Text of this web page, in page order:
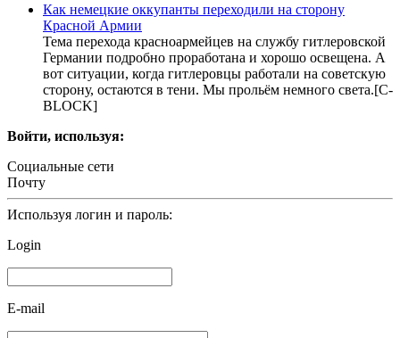
Как немецкие оккупанты переходили на сторону
Красной Армии
Тема перехода красноармейцев на службу гитлеровской
Германии подробно проработана и хорошо освещена. А
вот ситуации, когда гитлеровцы работали на советскую
сторону, остаются в тени. Мы прольём немного света.[С-
BLOCK]
Войти, используя:
Социальные сети
Почту
Используя логин и пароль:
Login
E-mail